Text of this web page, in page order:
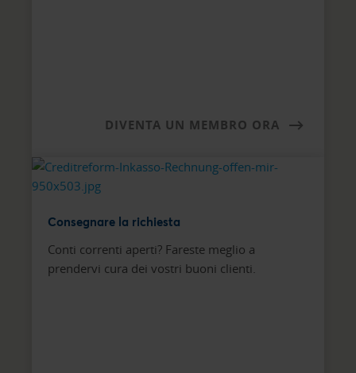
DIVENTA UN MEMBRO ORA
Consegnare la richiesta
Conti correnti aperti? Fareste meglio a
prendervi cura dei vostri buoni clienti.